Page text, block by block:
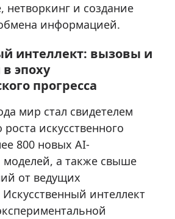
и создание
информацией.
интеллект: вызовы и
эпоху
прогресса
мир стал свидетелем
искусственного
800 новых AI-
моделей, а также свыше
от ведущих
интеллект